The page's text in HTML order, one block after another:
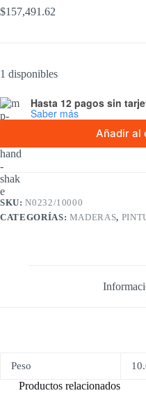
$157,491.62
1 disponibles
Hasta 12 pagos sin
Saber más
Añadir al
SKU:N0232/10000
CATEGORÍAS: MADERAS,
Peso
Productos relacionados